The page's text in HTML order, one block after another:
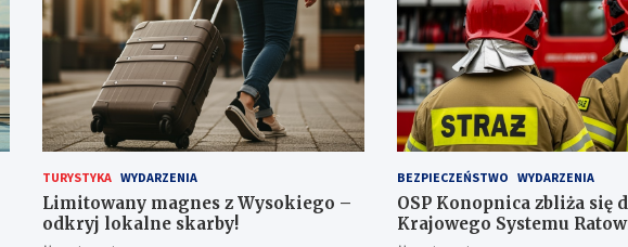
TURYSTYKA WYDARZENIA
Limitowany magnes z Wysokiego –
odkryj lokalne skarby!
BEZPIECZEŃSTWO WYDARZENIA
OSP Konopnica zbliża się
Krajowego Systemu